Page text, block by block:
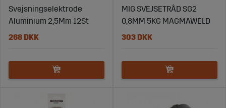
Svejsningselektrode
Aluminium 2,5Mm 12St
268 DKK
MIG SVEJSETRÅD SG2
0,8MM 5KG MAGMAWELD
303 DKK